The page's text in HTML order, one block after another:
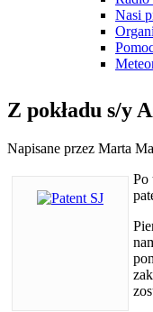
Nasi
Z pokładu s/y
Napisane przez Marta
Po